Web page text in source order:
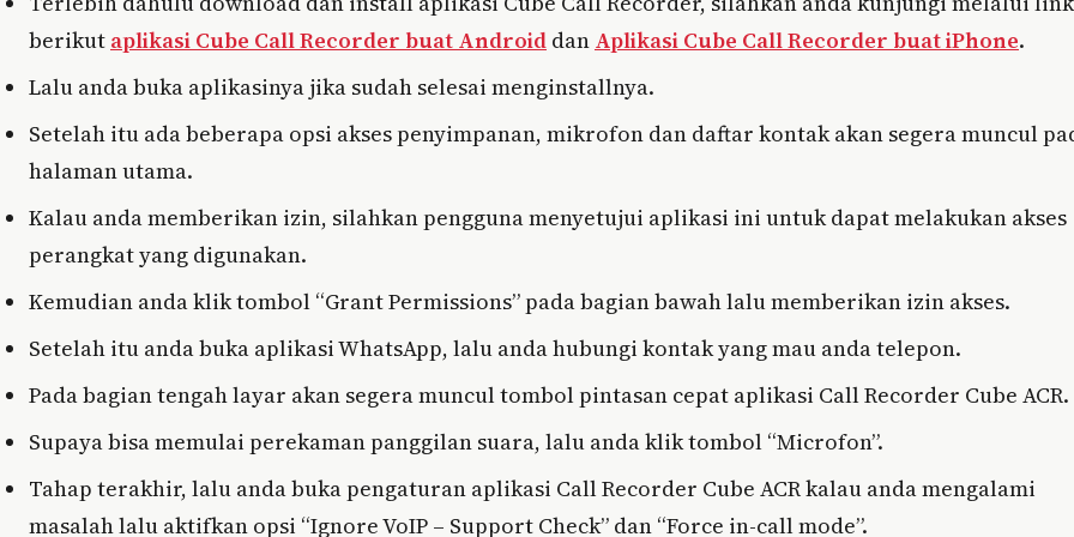
berikut aplikasi Cube Call Recorder buat Android dan Aplikasi Cube Call Recorder buat iPhone.
Lalu anda buka aplikasinya jika sudah selesai menginstallnya.
Setelah itu ada beberapa opsi akses penyimpanan, mikrofon dan daftar kontak akan segera muncul
halaman utama.
Kalau anda memberikan izin, silahkan pengguna menyetujui aplikasi ini untuk dapat melakukan akses
perangkat yang digunakan.
Kemudian anda klik tombol “Grant Permissions” pada bagian bawah lalu memberikan izin akses.
Setelah itu anda buka aplikasi WhatsApp, lalu anda hubungi kontak yang mau anda telepon.
Pada bagian tengah layar akan segera muncul tombol pintasan cepat aplikasi Call Recorder Cube ACR.
Supaya bisa memulai perekaman panggilan suara, lalu anda klik tombol “Microfon”.
Tahap terakhir, lalu anda buka pengaturan aplikasi Call Recorder Cube ACR kalau anda mengalami
masalah lalu aktifkan opsi “Ignore VoIP – Support Check” dan “Force in-call mode”.